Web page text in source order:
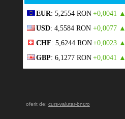
EUR: 5,2554 RON +0,0041 ▲
USD: 4,5584 RON +0,0077 ▲
CHF: 5,6244 RON+0,0023 ▲
GBP: 6,1277 RON +0,0041 ▲
oferit de: curs-valutar-bnr.ro